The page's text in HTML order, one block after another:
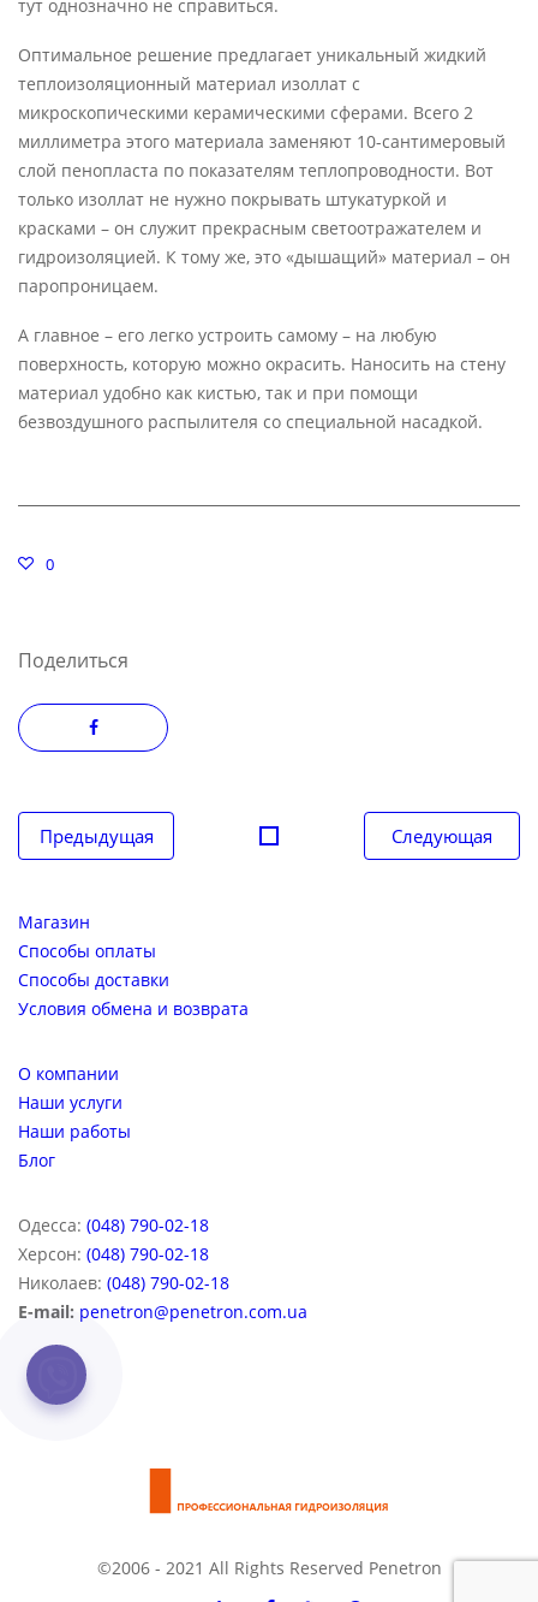
тут однозначно не справиться.
Оптимальное решение предлагает уникальный жидкий
теплоизоляционный материал изоллат с
микроскопическими керамическими сферами. Всего 2
миллиметра этого материала заменяют 10-сантимеровый
слой пенопласта по показателям теплопроводности. Вот
только изоллат не нужно покрывать штукатуркой и
красками – он служит прекрасным светоотражателем и
гидроизоляцией. К тому же, это «дышащий» материал – он
паропроницаем.
А главное – его легко устроить самому – на любую
поверхность, которую можно окрасить. Наносить на стену
материал удобно как кистью, так и при помощи
безвоздушного распылителя со специальной насадкой.
0
Поделиться
Навигация
по
Предыдущая Следующая
Магазин
Способы оплаты
Способы доставки
Условия обмена и возврата
О компании
Наши услуги
Наши работы
Блог
Одесса: (048) 790-02-18
Херсон: (048) 790-02-18
Николаев: (048) 790-02-18
E-mail: penetron@penetron.com.ua
©2006 - 2021 All Rights Reserved Penetron